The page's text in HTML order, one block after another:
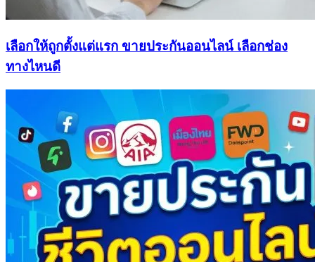
เลือกให้ถูกตั้งแต่แรก ขายประกันออนไลน์ เลือกช่อง
ทางไหนดี